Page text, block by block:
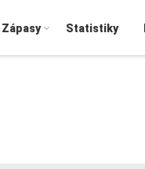
Zápasy Statistiky